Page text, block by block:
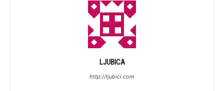
LJUBICA
http://ljubici.com